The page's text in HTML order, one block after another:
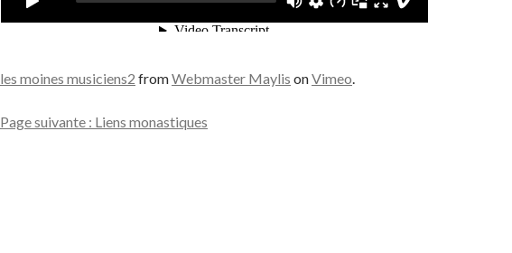
les moines musiciens2 fromWebmaster Maylis onVimeo.
Page suivante : Liens monastiques